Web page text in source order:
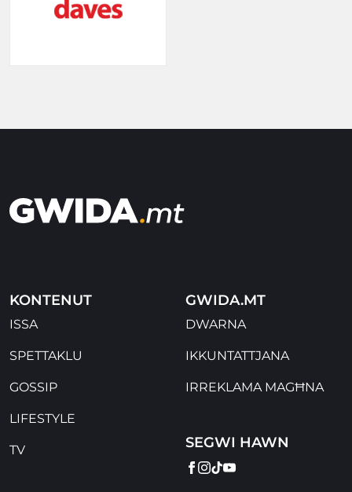
KONTENUT
ISSA
SPETTAKLU
GOSSIP
LIFESTYLE
TV
GWIDA.MT
DWARNA
IKKUNTATTJANA
IRREKLAMA MAGĦNA
SEGWI HAWN
FACEBOOK
INSTAGRAM
TIKTOK
YOUTUBE